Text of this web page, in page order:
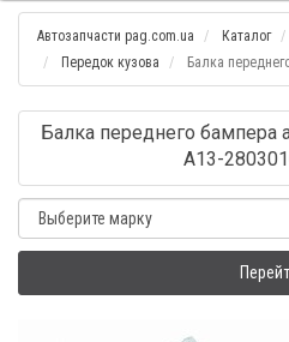
Автозапчасти pag.com.ua Каталог
Передок кузова
Балка
Балка переднего бампера
A13-